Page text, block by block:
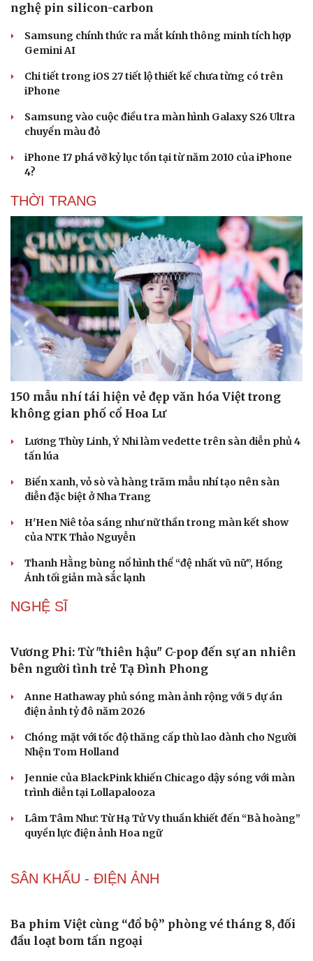
Du lịch
Tư vấn
Săn Tour
check-in
Podcast
Câu chuyện thời sự
Đọc truyện đêm khuya
Hạt giống tâm hồn
nghệ pin silicon-carbon
Samsung chính thức ra mắt kính thông minh tích hợp
Gemini AI
Chi tiết trong iOS 27 tiết lộ thiết kế chưa từng có trên
iPhone
Samsung vào cuộc điều tra màn hình Galaxy S26 Ultra
chuyển màu đỏ
iPhone 17 phá vỡ kỷ lục tồn tại từ năm 2010 của iPhone
4?
THỜI TRANG
150 mẫu nhí tái hiện vẻ đẹp văn hóa Việt trong
không gian phố cổ Hoa Lư
Lương Thùy Linh, Ý Nhi làm vedette trên sàn diễn phủ 4
tấn lúa
Biển xanh, vỏ sò và hàng trăm mẫu nhí tạo nên sàn
diễn đặc biệt ở Nha Trang
H'Hen Niê tỏa sáng như nữ thần trong màn kết show
của NTK Thảo Nguyễn
Thanh Hằng bùng nổ hình thể “đệ nhất vũ nữ”, Hồng
Ánh tối giản mà sắc lạnh
NGHỆ SĨ
Vương Phi: Từ "thiên hậu" C-pop đến sự an nhiên
bên người tình trẻ Tạ Đình Phong
Chóng mặt với tốc độ thăng cấp thù lao dành cho Người
Jennie của BlackPink khiến Chicago dậy sóng với màn
trình diễn tại Lollapalooza